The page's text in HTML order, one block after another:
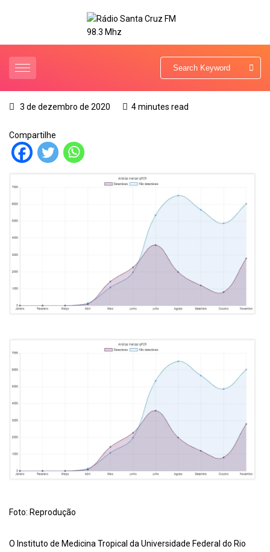
3 de dezembro de 2020 4 minutes read
Compartilhe
Foto: Reprodução
O Instituto de Medicina Tropical da Universidade Federal do Rio